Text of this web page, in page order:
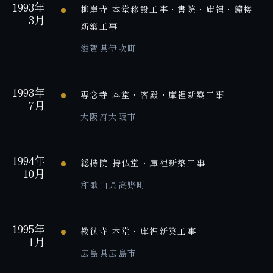
1993年
3月
柳岸寺 本堂移設工事・書院・庫裡・鐘楼
新築工事
滋賀県伊吹町
1993年
7月
専念寺 本堂・客殿・庫裡新築工事
大阪府大阪市
1994年
10月
総持院 持仏堂・庫裡新築工事
和歌山県高野町
1995年
1月
教徳寺 本堂・庫裡新築工事
広島県広島市